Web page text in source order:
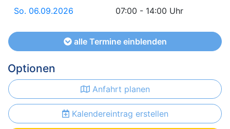
So. 06.09.2026 07:00 - 14:00 Uhr
alle Termine einblenden
Optionen
Anfahrt planen
Kalendereintrag erstellen